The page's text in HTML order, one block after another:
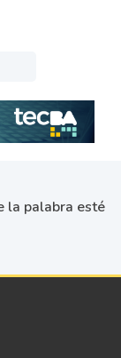
la palabra esté